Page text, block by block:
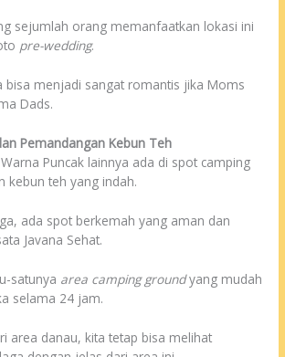
sejumlah orang memanfaatkan lokasi ini
pre-wedding.
bisa menjadi sangat romantis jika Moms
Dads.
Pemandangan Kebun Teh
Puncak lainnya ada di spot camping
kebun teh yang indah.
ada spot berkemah yang aman dan
Javana Sehat.
satunya area camping groundyang mudah
selama 24 jam.
area danau, kita tetap bisa melihat